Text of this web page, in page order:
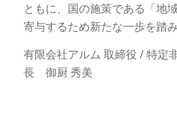
ともに、国の施策である「地
寄与するため新たな一歩を踏
有限会社アルム 取締役 / 特定
長 御厨 秀美